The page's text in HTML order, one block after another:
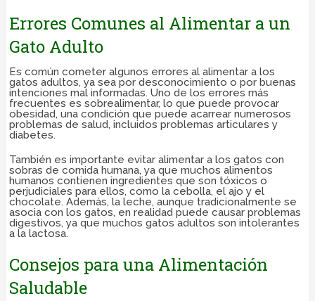
Errores Comunes al Alimentar a un
Gato Adulto
Es común cometer algunos errores al alimentar a los
gatos adultos, ya sea por desconocimiento o por buenas
intenciones mal informadas. Uno de los errores más
frecuentes es sobrealimentar, lo que puede provocar
obesidad, una condición que puede acarrear numerosos
problemas de salud, incluidos problemas articulares y
diabetes.
También es importante evitar alimentar a los gatos con
sobras de comida humana, ya que muchos alimentos
humanos contienen ingredientes que son tóxicos o
perjudiciales para ellos, como la cebolla, el ajo y el
chocolate. Además, la leche, aunque tradicionalmente se
asocia con los gatos, en realidad puede causar problemas
digestivos, ya que muchos gatos adultos son intolerantes
a la lactosa.
Consejos para una Alimentación
Saludable